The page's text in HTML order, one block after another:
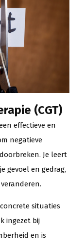
(CGT)
effectieve en
negatieve
Je leert
gevoel en gedrag,
situaties
ingezet bij
en is